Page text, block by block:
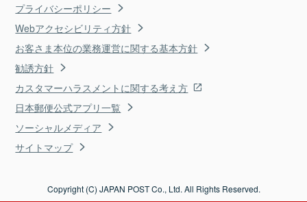
プライバシーポリシー
Webアクセシビリティ方針
お客さま本位の業務運営に関する基本方針
勧誘方針
カスタマーハラスメントに関する考え方
日本郵便公式アプリ一覧
ソーシャルメディア
サイトマップ
Copyright (C) JAPAN POST Co., Ltd. All Rights Reserved.